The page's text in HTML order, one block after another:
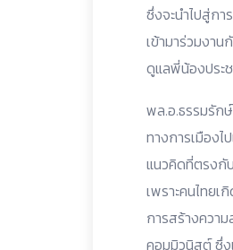
ซึ่งจะนำไปสู่ก
เข้ามาร่วมงา
ดูแลพี่น้องประ
พล.อ.ธรรมรัก
ทางการเมือง
แนวคิดที่ตรงกั
เพราะคนไทย
การสร้างควา
คอมมิวนิสต์ ซึ่ง